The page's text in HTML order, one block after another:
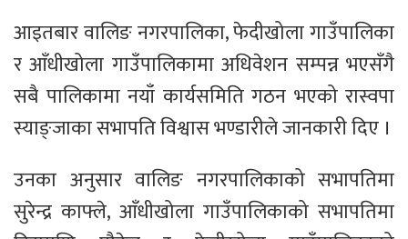
आइतबार वालिङ नगरपालिका, फेदीखोला गाउँपालिका
र आँधीखोला गाउँपालिकामा अधिवेशन सम्पन्न भएसँगै
सबै पालिकामा नयाँ कार्यसमिति गठन भएको रास्वपा
स्याङ्जाका सभापति विश्वास भण्डारीले जानकारी दिए ।
उनका अनुसार वालिङ नगरपालिकाको सभापतिमा
सुरेन्द्र काफ्ले, आँधीखोला गाउँपालिकाको सभापतिमा